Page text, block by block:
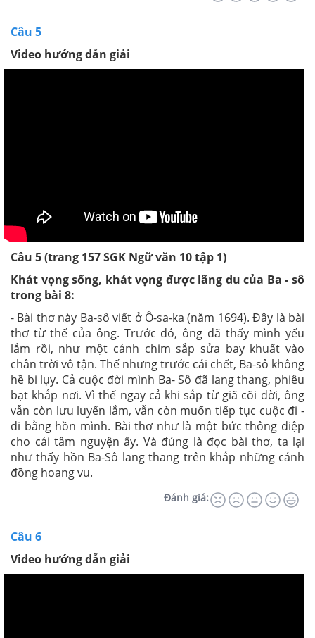
Câu 5
Video hướng dẫn giải
Câu 5 (trang 157 SGK Ngữ văn 10 tập 1)
Khát vọng sống, khát vọng được lãng du của Ba - sô
trong bài 8:
- Bài thơ này Ba-sô viết ở Ô-sa-ka (năm 1694). Đây là bài
thơ từ thế của ông. Trước đó, ông đã thấy mình yếu
lắm rồi, như một cánh chim sắp sửa bay khuất vào
chân trời vô tận. Thế nhưng trước cái chết, Ba-sô không
hề bi lụy. Cả cuộc đời mình Ba- Sô đã lang thang, phiêu
bạt khắp nơi. Vì thế ngay cả khi sắp từ giã cõi đời, ông
vẫn còn lưu luyến lắm, vẫn còn muốn tiếp tục cuộc đi -
đi bằng hồn mình. Bài thơ như là một bức thông điệp
cho cái tâm nguyện ấy. Và đúng là đọc bài thơ, ta lại
như thấy hồn Ba-Sô lang thang trên khắp những cánh
đồng hoang vu.
Đánh giá:
Câu 6
Video hướng dẫn giải